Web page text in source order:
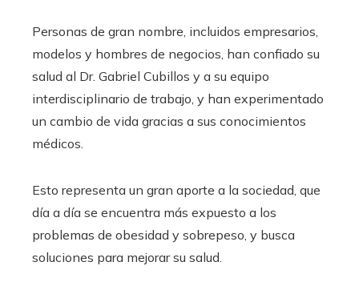
Personas de gran nombre, incluidos empresarios,
modelos y hombres de negocios, han confiado su
salud al Dr. Gabriel Cubillos y a su equipo
interdisciplinario de trabajo, y han experimentado
un cambio de vida gracias a sus conocimientos
médicos.
Esto representa un gran aporte a la sociedad, que
día a día se encuentra más expuesto a los
problemas de obesidad y sobrepeso, y busca
soluciones para mejorar su salud.